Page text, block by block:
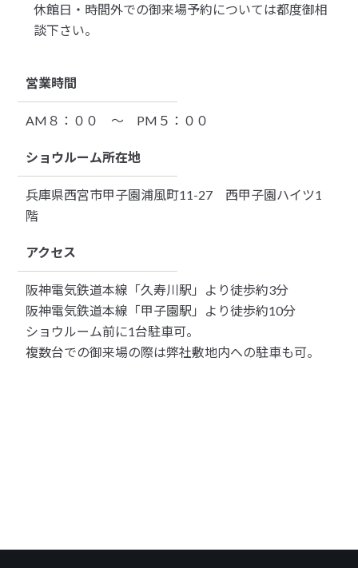
休館日・時間外での御来場予約については都度御相
談下さい。
営業時間
AM８：００ ～ PM５：００
ショウルーム所在地
兵庫県西宮市甲子園浦風町11-27 西甲子園ハイツ1
階
アクセス
阪神電気鉄道本線「久寿川駅」より徒歩約3分
阪神電気鉄道本線「甲子園駅」より徒歩約10分
ショウルーム前に1台駐車可。
複数台での御来場の際は弊社敷地内への駐車も可。